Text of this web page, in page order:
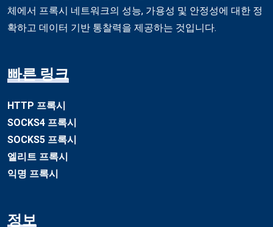
체에서 프록시 네트워크의 성능, 가용성 및 안정성에 대한 정
확하고 데이터 기반 통찰력을 제공하는 것입니다.
빠른 링크
HTTP 프록시
SOCKS4 프록시
SOCKS5 프록시
엘리트 프록시
익명 프록시
정보